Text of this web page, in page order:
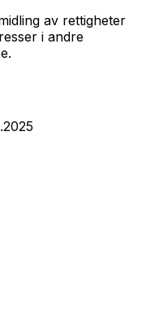
av rettigheter
i andre